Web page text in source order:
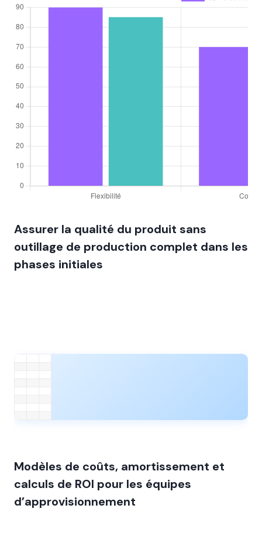
Assurer la qualité du produit sans
outillage de production complet dans les
phases initiales
Modèles de coûts, amortissement et
calculs de ROI pour les équipes
d’approvisionnement